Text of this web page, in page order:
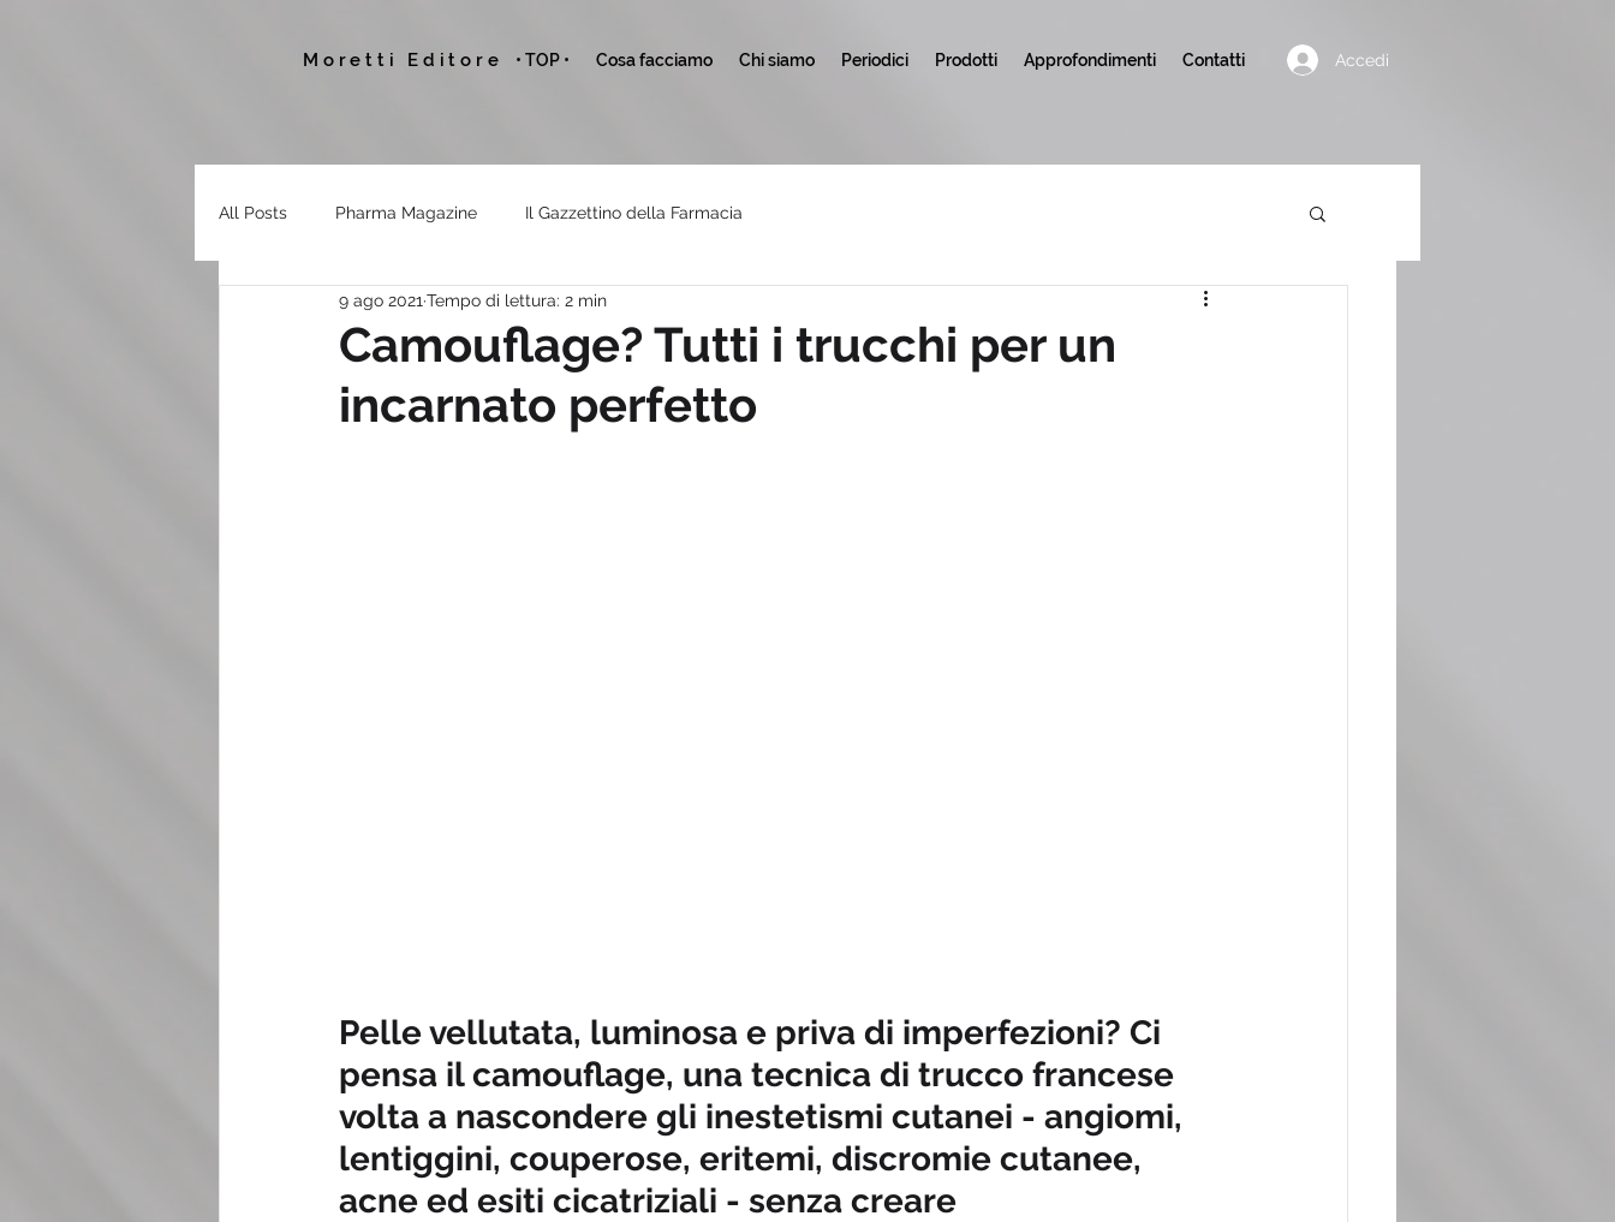
Moretti Editore • TOP • Cosa facciamo Chi siamo Periodici Prodotti Approfondimenti Contatti Accedi
All Posts Pharma Magazine Il Gazzettino della Farmacia
Camouflage? Tutti i trucchi per un
incarnato perfetto
9 ago 2021 Tempo di lettura: 2 min
Pelle vellutata, luminosa e priva di imperfezioni? Ci
pensa il camouflage, una tecnica di trucco francese
volta a nascondere gli inestetismi cutanei - angiomi,
lentiggini, couperose, eritemi, discromie cutanee,
acne ed esiti cicatriziali - senza creare